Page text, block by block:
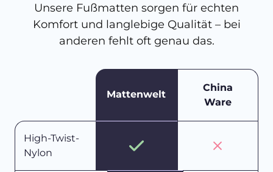
Unsere Fußmatten sorgen für echten
Komfort und langlebige Qualität – bei
anderen fehlt oft genau das.
Mattenwelt
China
Ware
High-Twist-
Nylon